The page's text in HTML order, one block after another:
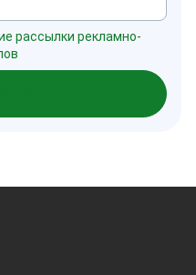
рассылки рекламно-